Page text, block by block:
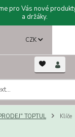
pro Vás nové
a držáky.
CZK
TOPTUL Klíče